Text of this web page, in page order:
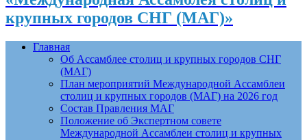
крупных городов СНГ (МАГ)»
Главная
Об Ассамблее столиц и крупных городов СНГ
(МАГ)
План мероприятий Международной Ассамблеи
столиц и крупных городов (МАГ) на 2026 год
Состав Правления МАГ
Положение об Экспертном совете
Международной Ассамблеи столиц и крупных